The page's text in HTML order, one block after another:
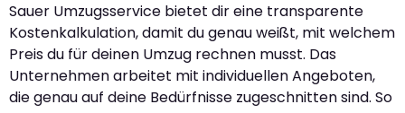
Sauer Umzugsservice bietet dir eine transparente
Kostenkalkulation, damit du genau weißt, mit welchem
Preis du für deinen Umzug rechnen musst. Das
Unternehmen arbeitet mit individuellen Angeboten,
die genau auf deine Bedürfnisse zugeschnitten sind. So